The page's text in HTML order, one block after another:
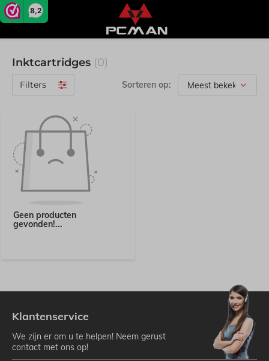
8,2
Inktcartridges (0)
Filters Sorteren op:
Geen producten
gevonden!...
Klantenservice
We zijn er om u te helpen! Neem gerust
contact met ons op!